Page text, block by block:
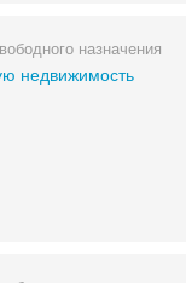
назначения
недвижимость